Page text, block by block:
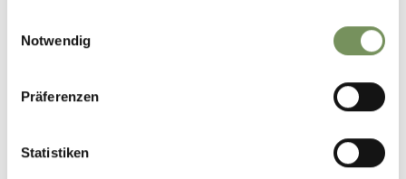
Notwendig
Präferenzen
Statistiken